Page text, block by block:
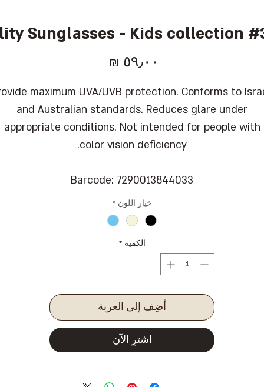
Sunglasses - Kids collection
maximum UVA/UVB protection. Conforms to
and Australian standards. Reduces glare under
appropriate conditions. Not intended for people with
color vision deficiency.
Barcode: 7290013844033
خيار اللون *
الكمية *
أضِف إلى العربة
اشترِ الآن